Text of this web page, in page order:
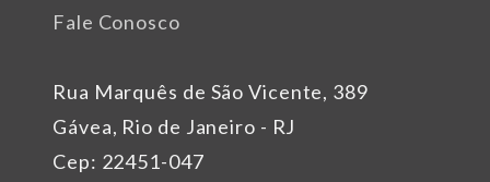
Rua Marquês de São Vicente, 389
Gávea, Rio de Janeiro - RJ
Cep: 22451-047
Fale Conosco